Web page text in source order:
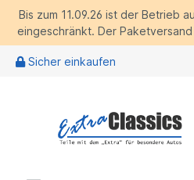
Bis zum 11.09.26 ist der Betrieb
eingeschränkt. Der
Sicher einkaufen